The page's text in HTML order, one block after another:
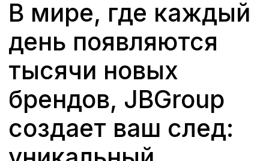
тысячи новых
брендов, JBGroup
создает ваш след:
уникальный,
непрерывный,
запоминающийся